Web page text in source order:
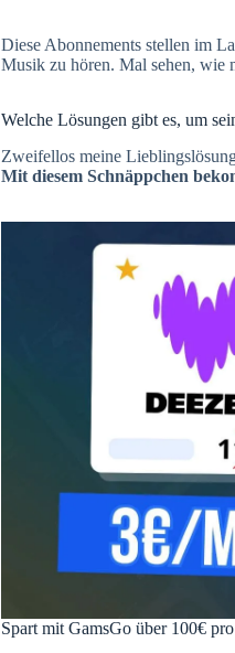
Diese Abonnements stellen im
Musik zu hören. Mal sehen, wie
Welche Lösungen gibt es, um
Zweifellos meine
Mit diesem Schnäppchen
Spart mit GamsGo über 100€